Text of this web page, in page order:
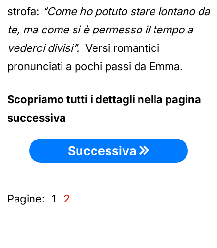
strofa: “Come ho potuto stare lontano da
te, ma come si è permesso il tempo a
vederci divisi”. Versi romantici
pronunciati a pochi passi da Emma.
Scopriamo tutti i dettagli nella pagina
successiva
Successiva
Pagine: 1 2